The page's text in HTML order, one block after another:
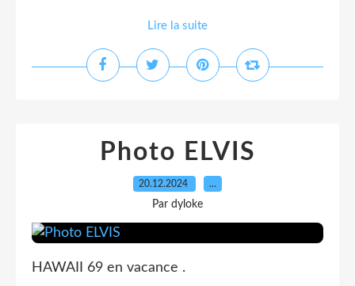
Lire la suite
Photo ELVIS
20.12.2024 …
Par dyloke
HAWAII 69 en vacance .